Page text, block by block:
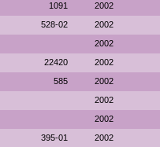
1091 2002
528-02 2002
2002
22420 2002
585 2002
2002
2002
395-01 2002